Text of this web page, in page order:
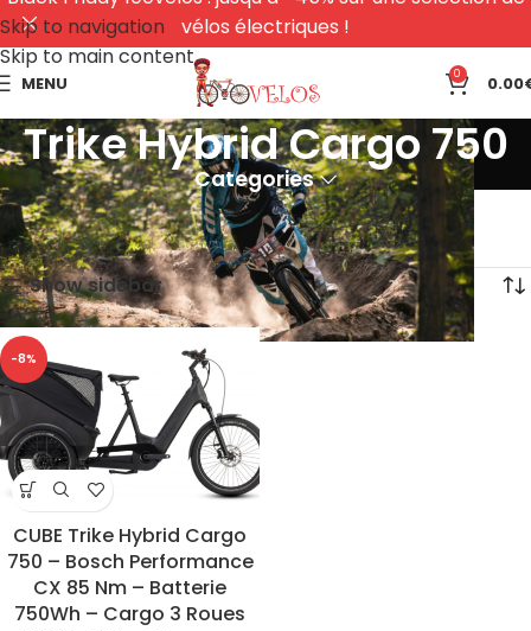
Skip to navigation
Skip to main content
MENU 0 0.00
Trike Hybrid Cargo 750
Categories
Accueil Produits identifiés “Trike Hybrid Cargo 750”
Voici le seul résultat
Show sidebar
-8%
CUBE Trike Hybrid Cargo
750 – Bosch Performance
CX 85 Nm – Batterie
750Wh – Cargo 3 Roues
vélos électriques !